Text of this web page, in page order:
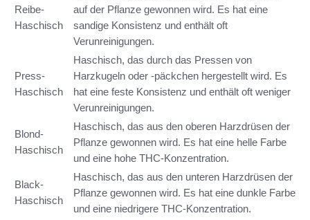
Reibe-
Haschisch
auf der Pflanze gewonnen wird. Es hat eine
sandige Konsistenz und enthält oft
Verunreinigungen.
Press-
Haschisch
Haschisch, das durch das Pressen von
Harzkugeln oder -päckchen hergestellt wird. Es
hat eine feste Konsistenz und enthält oft weniger
Verunreinigungen.
Blond-
Haschisch
Haschisch, das aus den oberen Harzdrüsen der
Pflanze gewonnen wird. Es hat eine helle Farbe
und eine hohe THC-Konzentration.
Black-
Haschisch
Haschisch, das aus den unteren Harzdrüsen der
Pflanze gewonnen wird. Es hat eine dunkle Farbe
und eine niedrigere THC-Konzentration.